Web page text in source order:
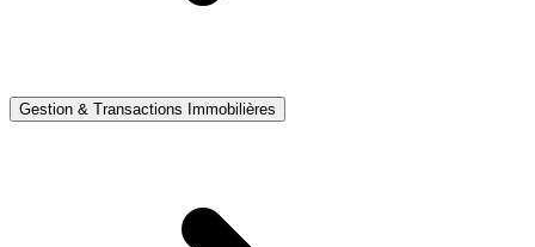
Gestion & Transactions Immobilières